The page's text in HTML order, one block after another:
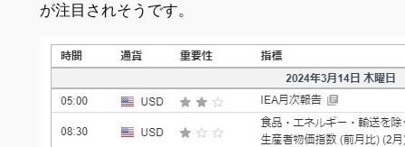
が注目されそうです。